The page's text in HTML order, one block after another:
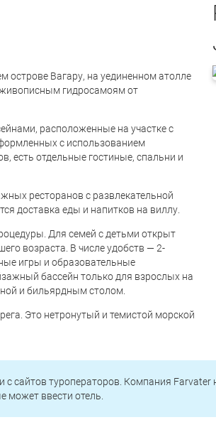
острове Вагару, на уединенном атолле
гидросамоям от
расположенные на участке с
с использованием
есть отдельные гостиные, спальни и
ресторанов с развлекательной
доставка еды и напитков на виллу.
Для семей с детьми открыт
возраста. В числе удобств — 2-
игры и образовательные
бассейн только для взрослых на
и бильярдным столом.
Это нетронутый и темистой морской
сайтов туроператоров. Компания Farvater
может ввести отель.